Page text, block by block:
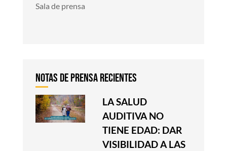
Sala de prensa
LA SALUD
AUDITIVA NO
TIENE EDAD: DAR
VISIBILIDAD A LAS